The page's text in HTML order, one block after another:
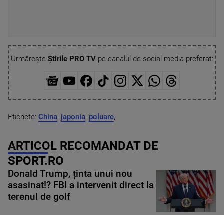
Urmărește Știrile PRO TVpe canalul de social media preferat:
Etichete: China, japonia, poluare,
ARTICOL RECOMANDAT DE
SPORT.RO
Donald Trump, ținta unui nou
asasinat!? FBI a intervenit direct la
terenul de golf